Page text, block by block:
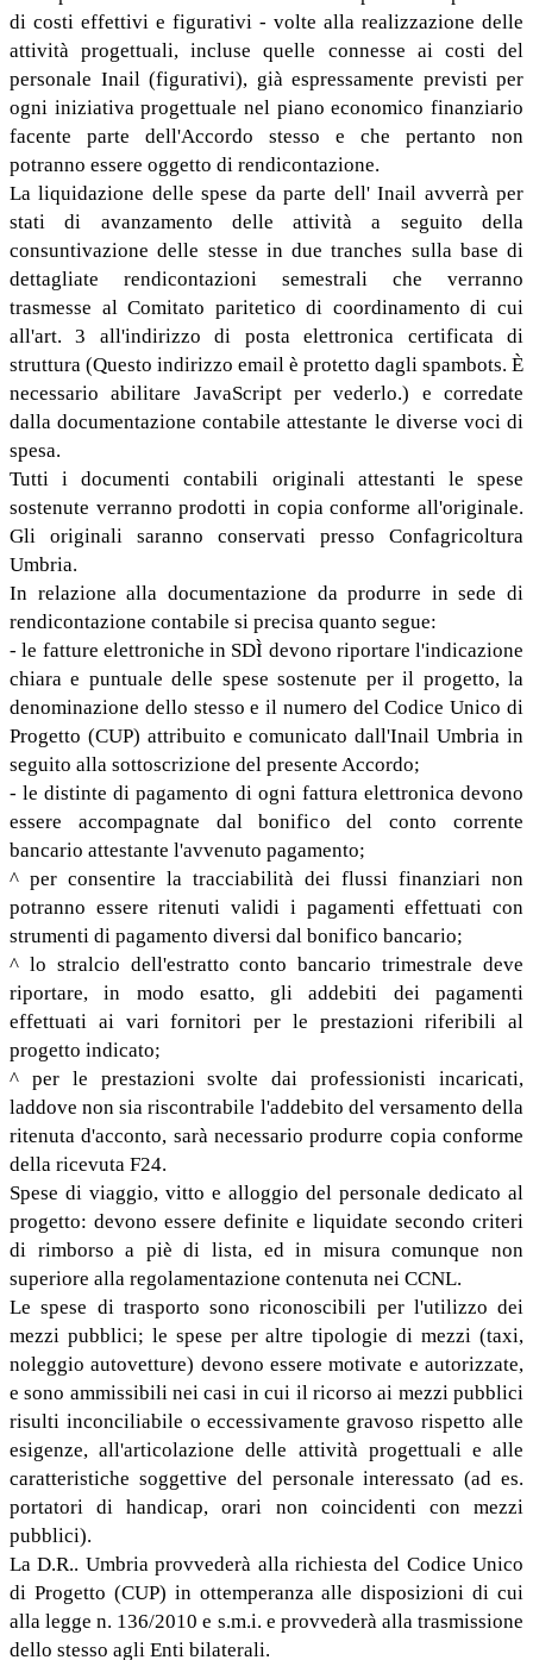
di costi effettivi e figurativi - volte alla realizzazione delle
attività progettuali, incluse quelle connesse ai costi del
personale Inail (figurativi), già espressamente previsti per
ogni iniziativa progettuale nel piano economico finanziario
facente parte dell'Accordo stesso e che pertanto non
potranno essere oggetto di rendicontazione.
La liquidazione delle spese da parte dell' Inail avverrà per
stati di avanzamento delle attività a seguito della
consuntivazione delle stesse in due tranches sulla base di
dettagliate rendicontazioni semestrali che verranno
trasmesse al Comitato paritetico di coordinamento di cui
all'art. 3 all'indirizzo di posta elettronica certificata di
struttura (Questo indirizzo email è protetto dagli spambots. È
necessario abilitare JavaScript per vederlo.) e corredate
dalla documentazione contabile attestante le diverse voci di
spesa.
Tutti i documenti contabili originali attestanti le spese
sostenute verranno prodotti in copia conforme all'originale.
Gli originali saranno conservati presso Confagricoltura
Umbria.
In relazione alla documentazione da produrre in sede di
rendicontazione contabile si precisa quanto segue:
- le fatture elettroniche in SDÌ devono riportare l'indicazione
chiara e puntuale delle spese sostenute per il progetto, la
denominazione dello stesso e il numero del Codice Unico di
Progetto (CUP) attribuito e comunicato dall'Inail Umbria in
seguito alla sottoscrizione del presente Accordo;
- le distinte di pagamento di ogni fattura elettronica devono
essere accompagnate dal bonifico del conto corrente
bancario attestante l'avvenuto pagamento;
^ per consentire la tracciabilità dei flussi finanziari non
potranno essere ritenuti validi i pagamenti effettuati con
strumenti di pagamento diversi dal bonifico bancario;
^ lo stralcio dell'estratto conto bancario trimestrale deve
riportare, in modo esatto, gli addebiti dei pagamenti
effettuati ai vari fornitori per le prestazioni riferibili al
progetto indicato;
^ per le prestazioni svolte dai professionisti incaricati,
laddove non sia riscontrabile l'addebito del versamento della
ritenuta d'acconto, sarà necessario produrre copia conforme
della ricevuta F24.
Spese di viaggio, vitto e alloggio del personale dedicato al
progetto: devono essere definite e liquidate secondo criteri
di rimborso a piè di lista, ed in misura comunque non
superiore alla regolamentazione contenuta nei CCNL.
Le spese di trasporto sono riconoscibili per l'utilizzo dei
mezzi pubblici; le spese per altre tipologie di mezzi (taxi,
noleggio autovetture) devono essere motivate e autorizzate,
e sono ammissibili nei casi in cui il ricorso ai mezzi pubblici
risulti inconciliabile o eccessivamente gravoso rispetto alle
esigenze, all'articolazione delle attività progettuali e alle
caratteristiche soggettive del personale interessato (ad es.
portatori di handicap, orari non coincidenti con mezzi
pubblici).
La D.R.. Umbria provvederà alla richiesta del Codice Unico
di Progetto (CUP) in ottemperanza alle disposizioni di cui
alla legge n. 136/2010 e s.m.i. e provvederà alla trasmissione
dello stesso agli Enti bilaterali.